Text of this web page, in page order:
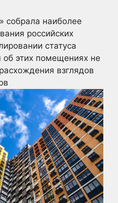
собрала наиболее
российских
статуса
об этих помещениях не
взглядов